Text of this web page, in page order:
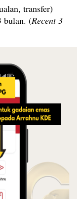
transfer)
bulan. (Recent 3